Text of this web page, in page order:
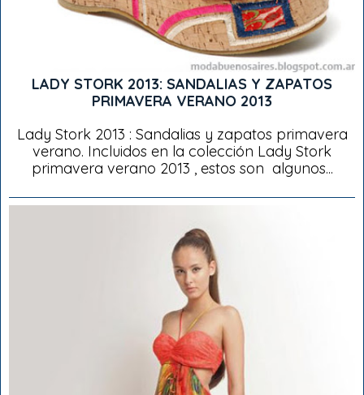
LADY STORK 2013: SANDALIAS Y ZAPATOS
PRIMAVERA VERANO 2013
Lady Stork 2013 : Sandalias y zapatos primavera
verano. Incluidos en la colección Lady Stork
primavera verano 2013 , estos son algunos...